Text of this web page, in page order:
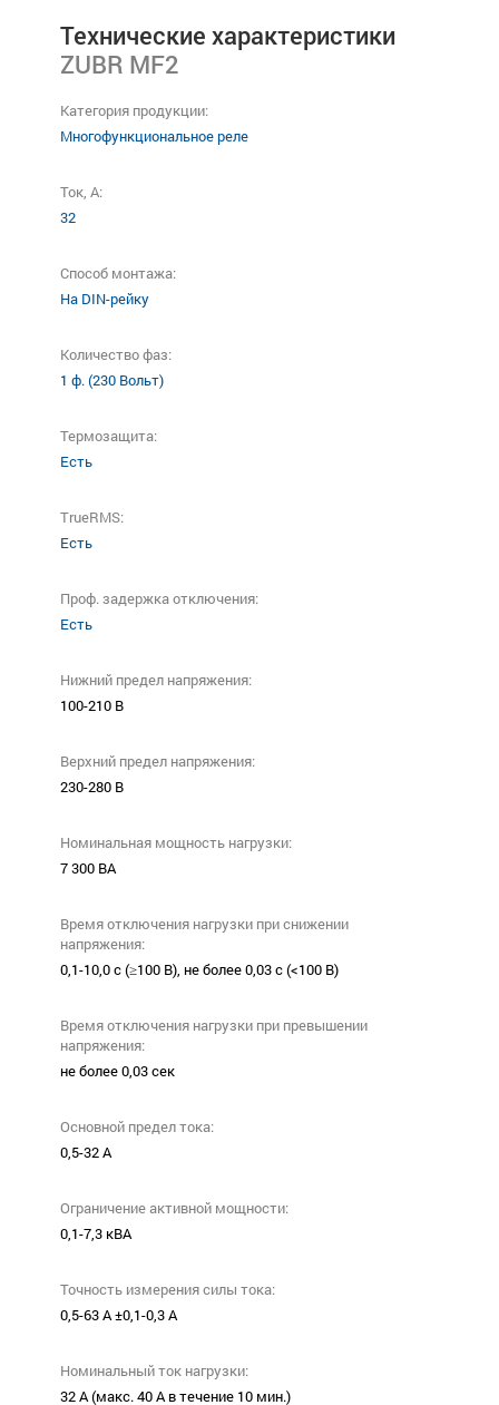
Технические характеристики
ZUBR MF2
Категория продукции:
Многофункциональное реле
Ток, А:
32
Способ монтажа:
На DIN-рейку
Количество фаз:
1 ф. (230 Вольт)
Термозащита:
Есть
TrueRMS:
Есть
Проф. задержка отключения:
Есть
Нижний предел напряжения:
100-210 В
Верхний предел напряжения:
230-280 В
Номинальная мощность нагрузки:
7 300 ВА
Время отключения нагрузки при снижении
напряжения:
0,1-10,0 с (≥100 В), не более 0,03 с (<100 В)
Время отключения нагрузки при превышении
напряжения:
не более 0,03 сек
Основной предел тока:
0,5-32 А
Ограничение активной мощности:
0,1-7,3 кВА
Точность измерения силы тока:
0,5-63 А ±0,1-0,3 А
Номинальный ток нагрузки:
32 А (макс. 40 А в течение 10 мин.)